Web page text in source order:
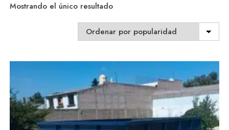
Mostrando el único resultado